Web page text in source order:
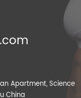
Apartment, Science
China